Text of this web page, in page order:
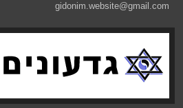
gidonim.website@gmail.com